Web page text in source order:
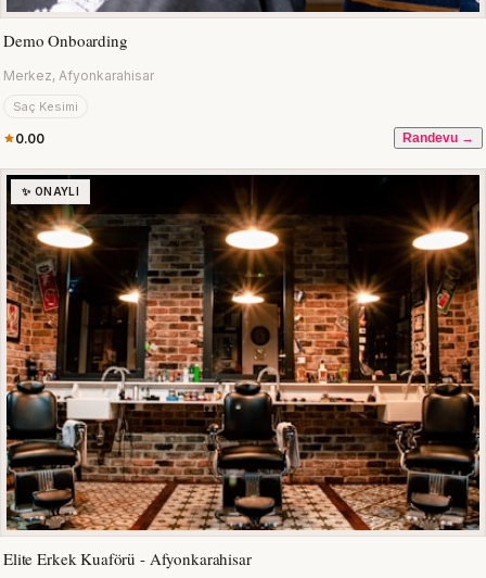
Demo Onboarding
Merkez, Afyonkarahisar
Saç Kesimi
0.00 Randevu →
✨ ONAYLI
Elite Erkek Kuaförü - Afyonkarahisar